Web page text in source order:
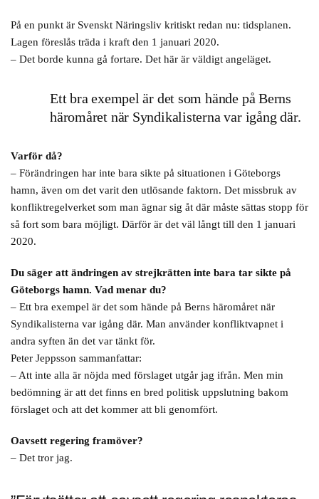
På en punkt är Svenskt Näringsliv kritiskt redan nu: tidsplanen.
Lagen föreslås träda i kraft den 1 januari 2020.
– Det borde kunna gå fortare. Det här är väldigt angeläget.
Ett bra exempel är det som hände på Berns
häromåret när Syndikalisterna var igång där.
Varför då?
– Förändringen har inte bara sikte på situationen i Göteborgs
hamn, även om det varit den utlösande faktorn. Det missbruk av
konfliktregelverket som man ägnar sig åt där måste sättas stopp för
så fort som bara möjligt. Därför är det väl långt till den 1 januari
2020.
Du säger att ändringen av strejkrätten inte bara tar sikte på
Göteborgs hamn. Vad menar du?
– Ett bra exempel är det som hände på Berns häromåret när
Syndikalisterna var igång där. Man använder konfliktvapnet i
andra syften än det var tänkt för.
Peter Jeppsson sammanfattar:
– Att inte alla är nöjda med förslaget utgår jag ifrån. Men min
bedömning är att det finns en bred politisk uppslutning bakom
förslaget och att det kommer att bli genomfört.
Oavsett regering framöver?
– Det tror jag.